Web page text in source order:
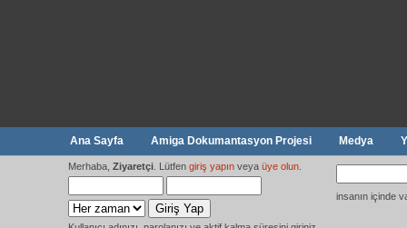
Ana Sayfa Amiga Dokumantasyon Projesi Medya
Merhaba, Ziyaretçi . Lütfen giriş yapın veya üye olun
insanın içinde